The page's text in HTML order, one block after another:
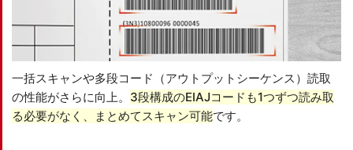
一括スキャンや多段コード（アウトプットシーケンス）読取
の性能がさらに向上。 3段構成のEIAJコードも1つずつ読み取
る必要がなく、まとめてスキャン可能です。